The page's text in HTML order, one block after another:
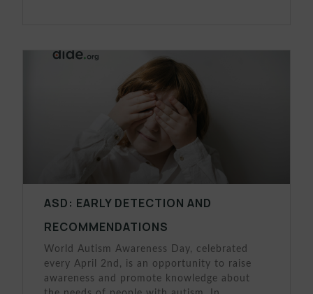
ASD: EARLY DETECTION AND
RECOMMENDATIONS
World Autism Awareness Day, celebrated
every April 2nd, is an opportunity to raise
awareness and promote knowledge about